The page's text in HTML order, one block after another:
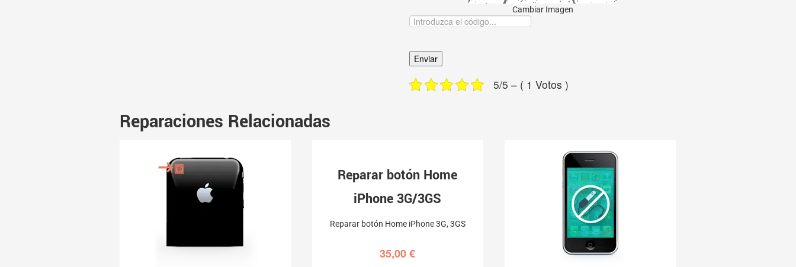
Cambiar Imagen
5/5 – ( 1 Votos )
Reparaciones Relacionadas
Reparar botón Home
iPhone 3G/3GS
Reparar botón Home iPhone 3G, 3GS
35,00€